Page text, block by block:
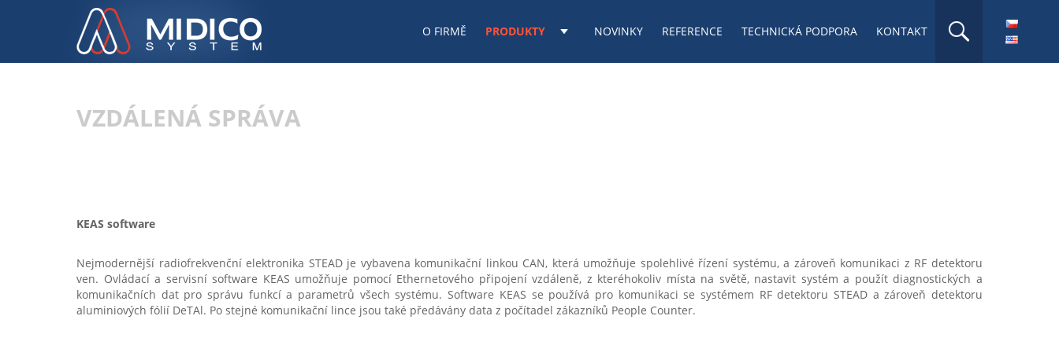
O FIRMĚ PRODUKTY NOVINKY REFERENCE TECHNICKÁ PODPORA KONTAKT
VZDÁLENÁ SPRÁVA
KEAS software
Nejmodernější radiofrekvenční elektronika STEAD je vybavena komunikační linkou CAN, která umožňuje spolehlivé řízení systému, a zároveň komunikaci z RF detektoru
ven. Ovládací a servisní software KEAS umožňuje pomocí Ethernetového připojení vzdáleně, z kteréhokoliv místa na světě, nastavit systém a použít diagnostických a
komunikačních dat pro správu funkcí a parametrů všech systému. Software KEAS se používá pro komunikaci se systémem RF detektoru STEAD a zároveň detektoru
aluminiových fólií DeTAl. Po stejné komunikační lince jsou také předávány data z počítadel zákazníků People Counter.